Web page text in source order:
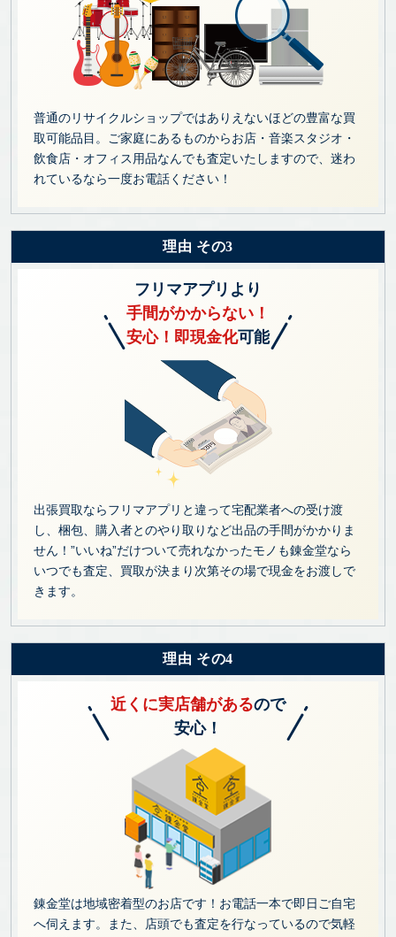
普通のリサイクルショップではありえないほどの豊富な買
取可能品目。ご家庭にあるものからお店・音楽スタジオ・
飲食店・オフィス用品なんでも査定いたしますので、迷わ
れているなら一度お電話ください！
理由 その3
フリマアプリより
手間がかからない！
安心！即現金化可能
出張買取ならフリマアプリと違って宅配業者への受け渡
し、梱包、購入者とのやり取りなど出品の手間がかかりま
せん！”いいね”だけついて売れなかったモノも錬金堂なら
いつでも査定、買取が決まり次第その場で現金をお渡しで
きます。
理由 その4
近くに実店舗があるので
安心！
錬金堂は地域密着型のお店です！お電話一本で即日ご自宅
へ伺えます。また、店頭でも査定を行なっているので気軽